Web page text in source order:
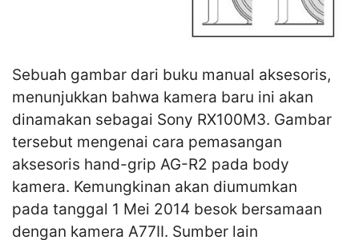
Sebuah gambar dari buku manual aksesoris,
menunjukkan bahwa kamera baru ini akan
dinamakan sebagai Sony RX100M3. Gambar
tersebut mengenai cara pemasangan
aksesoris hand-grip AG-R2 pada body
kamera. Kemungkinan akan diumumkan
pada tanggal 1 Mei 2014 besok bersamaan
dengan kamera A77II. Sumber lain